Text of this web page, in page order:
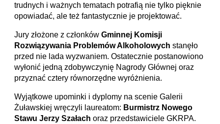
trudnych i ważnych tematach potrafią nie tylko pięknie
opowiadać, ale też fantastycznie je projektować.
Jury złożone z członkówGminnej Komisji
Rozwiązywania Problemów Alkoholowych stanęło
przed nie lada wyzwaniem. Ostatecznie postanowiono
wyłonić jedną zdobywczynię Nagrody Głównej oraz
przyznać cztery równorzędne wyróżnienia.
Wyjątkowe upominki i dyplomy na scenie Galerii
Żuławskiej wręczyli laureatom: Burmistrz Nowego
Stawu Jerzy Szałach oraz przedstawiciele GKRPA.